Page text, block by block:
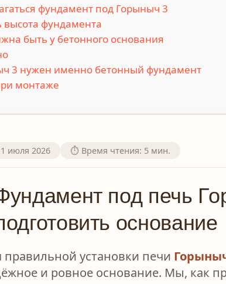
фундамент под Горыныч 3
фундамента
быть у бетонного основания
3 нужен именно бетонный фундамент
монтаже
июля 2026 ⏱️ Время чтения: 5 мин.
под печь
основание
правильной установки печи
и ровное основание. Мы, как